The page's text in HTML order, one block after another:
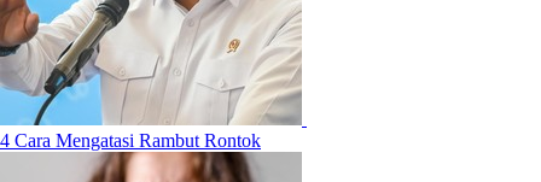
4 Cara Mengatasi Rambut Rontok